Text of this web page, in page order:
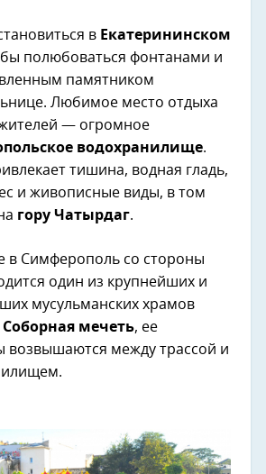
в Екатерининском
полюбоваться фонтанами и
памятником
Любимое место отдыха
— огромное
водохранилище.
тишина, водная гладь,
и живописные виды, в том
гору Чатырдаг.
в Симферополь со стороны
один из крупнейших и
мусульманских храмов
Соборная мечеть, ее
возвышаются между трассой и